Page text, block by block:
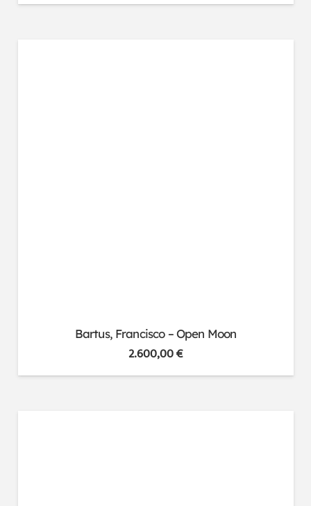
Bartus, Francisco – Open Moon
2.600,00€